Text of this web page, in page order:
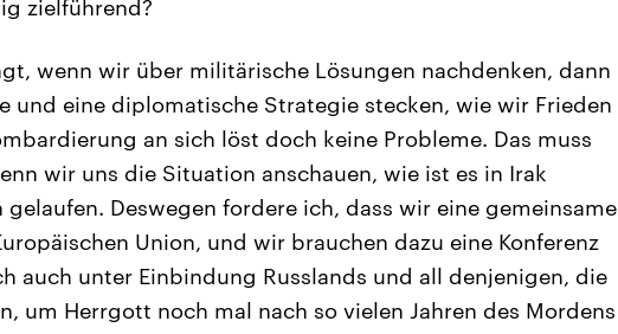
zielführend?
wenn wir über militärische Lösungen nachdenken, dann
und eine diplomatische Strategie stecken, wie wir Frieden
an sich löst doch keine Probleme. Das muss
wir uns die Situation anschauen, wie ist es in Irak
Deswegen fordere ich, dass wir eine gemeinsame
Union, und wir brauchen dazu eine Konferenz
auch unter Einbindung Russlands und all denjenigen, die
um Herrgott noch mal nach so vielen Jahren des Mordens